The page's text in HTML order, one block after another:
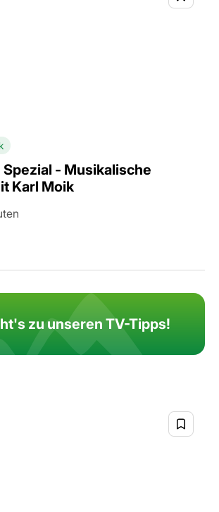
- Musikalische
Karl Moik
zu unseren TV-Tipps!